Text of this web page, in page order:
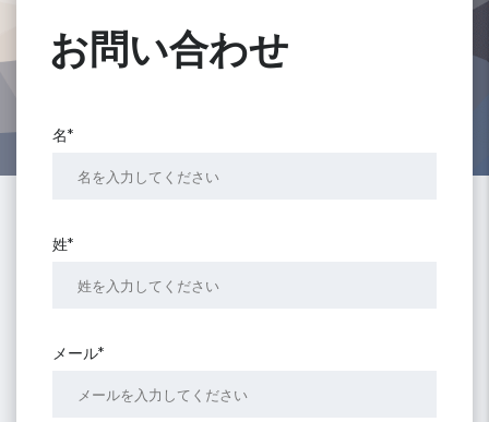
お問い合わせ
名*
姓*
メール*